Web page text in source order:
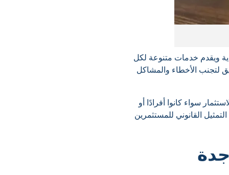
ويقدم خدمات متنوعة لكل
لتجنب الأخطاء والمشاكل
سواء كانوا أفرادًا أو
القانوني للمستثمرين